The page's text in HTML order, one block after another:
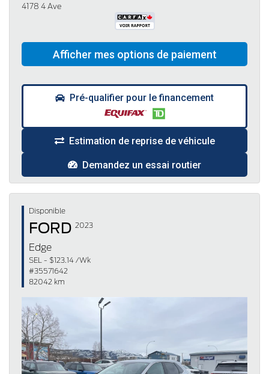
4178 4 Ave
Pré-qualifier pour le financement
Estimation de reprise de véhicule
Demandez un essai routier
Disponible
FORD 2023
Edge
SEL - $123.14 /Wk
#35571642
82042 km